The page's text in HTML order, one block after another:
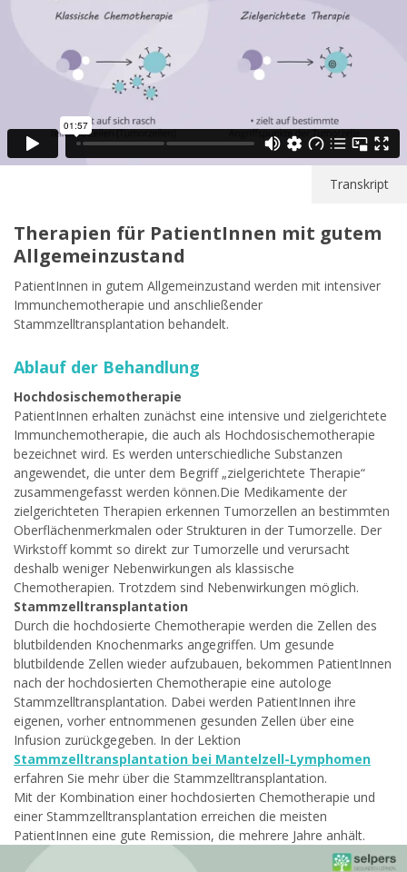
Transkript
Therapien für PatientInnen mit gutem
Allgemeinzustand
PatientInnen in gutem Allgemeinzustand werden mit intensiver
Immunchemotherapie und anschließender
Stammzelltransplantation behandelt.
Ablauf der Behandlung
Hochdosischemotherapie
PatientInnen erhalten zunächst eine intensive und zielgerichtete
Immunchemotherapie, die auch als Hochdosischemotherapie
bezeichnet wird. Es werden unterschiedliche Substanzen
angewendet, die unter dem Begriff „zielgerichtete Therapie“
zusammengefasst werden können.Die Medikamente der
zielgerichteten Therapien erkennen Tumorzellen an bestimmten
Oberflächenmerkmalen oder Strukturen in der Tumorzelle. Der
Wirkstoff kommt so direkt zur Tumorzelle und verursacht
deshalb weniger Nebenwirkungen als klassische
Chemotherapien. Trotzdem sind Nebenwirkungen möglich.
Stammzelltransplantation
Durch die hochdosierte Chemotherapie werden die Zellen des
blutbildenden Knochenmarks angegriffen. Um gesunde
blutbildende Zellen wieder aufzubauen, bekommen PatientInnen
nach der hochdosierten Chemotherapie eine autologe
Stammzelltransplantation. Dabei werden PatientInnen ihre
eigenen, vorher entnommenen gesunden Zellen über eine
Infusion zurückgegeben. In der Lektion
Stammzelltransplantation bei Mantelzell-Lymphomen
erfahren Sie mehr über die Stammzelltransplantation.
Mit der Kombination einer hochdosierten Chemotherapie und
einer Stammzelltransplantation erreichen die meisten
PatientInnen eine gute Remission, die mehrere Jahre anhält.